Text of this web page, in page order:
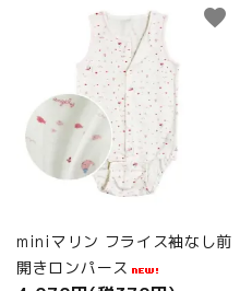
miniマリン フライス袖なし前
開きロンパース
favorite